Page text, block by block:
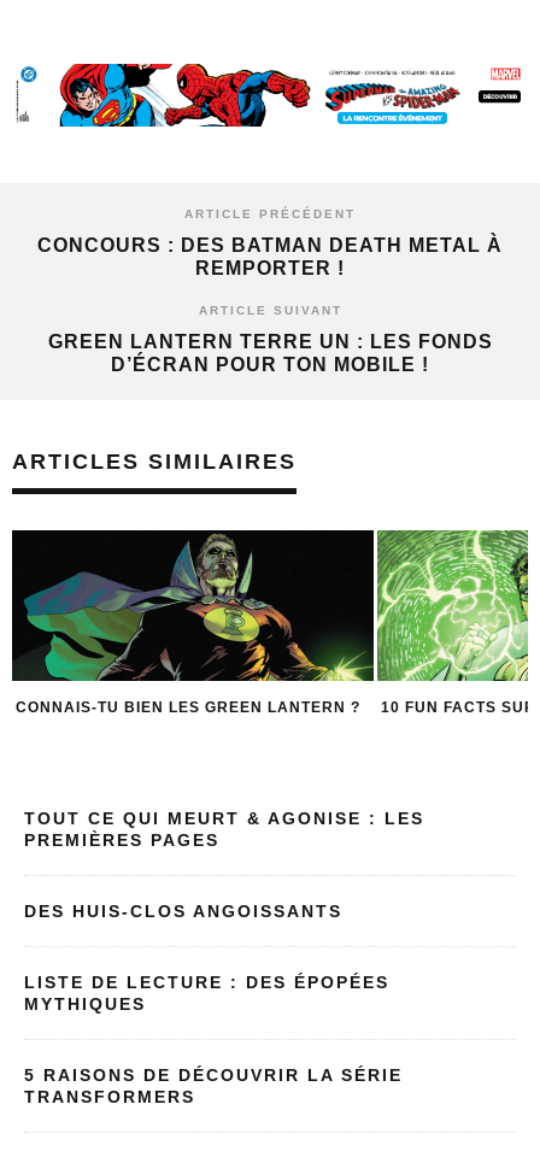
ARTICLE PRÉCÉDENT
CONCOURS : DES BATMAN DEATH METAL À
REMPORTER !
ARTICLE SUIVANT
GREEN LANTERN TERRE UN : LES FONDS
D’ÉCRAN POUR TON MOBILE !
ARTICLES SIMILAIRES
CONNAIS-TU BIEN LES GREEN LANTERN ? 10 FUN FACTS
TOUT CE QUI MEURT & AGONISE : LES
PREMIÈRES PAGES
DES HUIS-CLOS ANGOISSANTS
LISTE DE LECTURE : DES ÉPOPÉES
MYTHIQUES
5 RAISONS DE DÉCOUVRIR LA SÉRIE
TRANSFORMERS